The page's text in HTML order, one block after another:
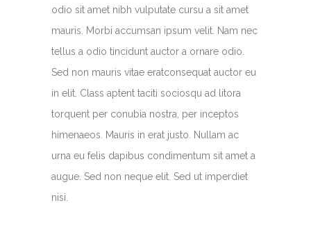
odio sit amet nibh vulputate cursu a sit amet
mauris. Morbi accumsan ipsum velit. Nam nec
tellus a odio tincidunt auctor a ornare odio.
Sed non mauris vitae eratconsequat auctor eu
in elit. Class aptent taciti sociosqu ad litora
torquent per conubia nostra, per inceptos
himenaeos. Mauris in erat justo. Nullam ac
urna eu felis dapibus condimentum sit amet a
augue. Sed non neque elit. Sed ut imperdiet
nisi.